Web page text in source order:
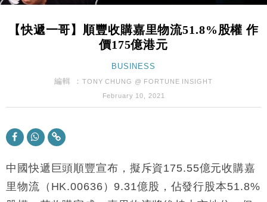
12:44
財經｜日本春季三度入市撐日圓 4月單日斥6.28萬億
11:12
國際｜特朗普料美伊戰事快結束 承認部分彈藥庫存緊
財經｜SA售股自救後再出手 斥4億美元押注未上市公
財經｜華僑銀行上半年淨利創新高 中期息增15%至
47仙
17:33
及消費表現
損失近6900萬元
16:05
財經｜日經失守6.5萬點後回穩 全周仍升近2%
【快遞一哥】順豐收購嘉里物流51.8%股權 作
價175億港元
BUSINESS
編輯 ： TONY CHUNG @ FORTUNE INSIGHT
February 10, 2021
中國快遞巨頭順豐宣布，擬斥資175.55億元收購嘉
里物流（HK.00636）9.31億股，佔發行股本51.8%